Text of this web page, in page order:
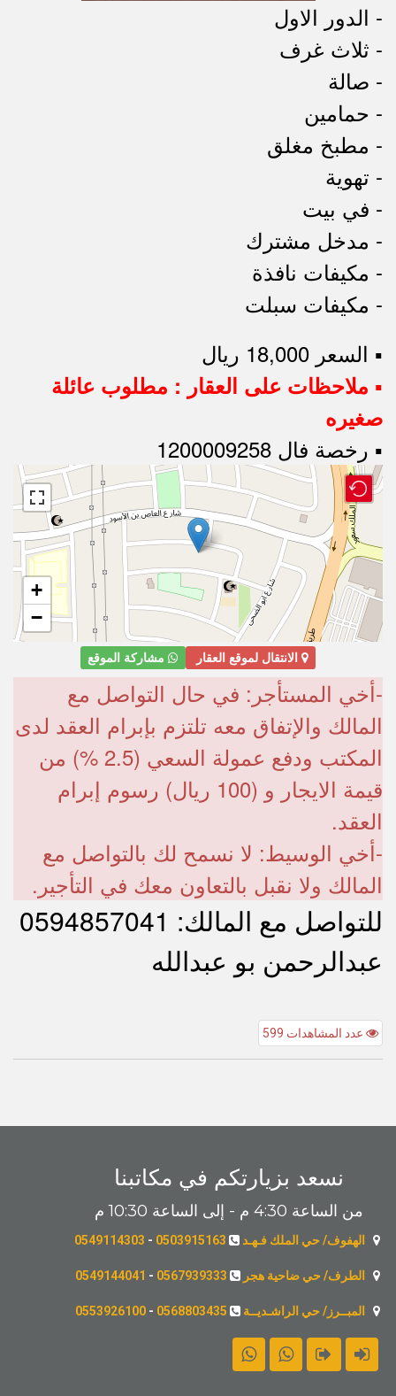
- الدور اﻻول
- ثلاث غرف
- صالة
- حمامين
- مطبخ مغلق
- تهوية
- في بيت
- مدخل مشترك
- مكيفات نافذة
- مكيفات سبلت
▪︎ السعر 18,000 ريال
▪︎ ملاحظات على العقار : مطلوب عائلة
صغيره
▪︎ رخصة فال 1200009258
+
−
الانتقال لموقع العقار مشاركة الموقع
-أخي المستأجر: في حال التواصل مع
المالك والإتفاق معه تلتزم بإبرام العقد لدى
المكتب ودفع عمولة السعي (2.5 %) من
قيمة الايجار و (100 ريال) رسوم إبرام
العقد.
-أخي الوسيط: لا نسمح لك بالتواصل مع
المالك ولا نقبل بالتعاون معك في التأجير.
للتواصل مع المالك: 0594857041
عبدالرحمن بو عبدالله
عدد المشاهدات 599
نسعد بزيارتكم في مكاتبنا
من الساعة 4:30 م - إلى الساعة 10:30 م
الهفوف/ حي الملك فـهـد 0503915163
-
0549114303
الطرف/ حي ضاحية هجر 0567939333
-
0549144041
المبــرز/ حي الراشـديــة 0568803435
-
0553926100